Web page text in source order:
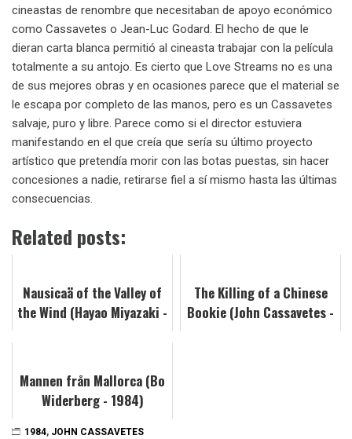
cineastas de renombre que necesitaban de apoyo económico
como Cassavetes o Jean-Luc Godard. El hecho de que le
dieran carta blanca permitió al cineasta trabajar con la película
totalmente a su antojo. Es cierto que Love Streams no es una
de sus mejores obras y en ocasiones parece que el material se
le escapa por completo de las manos, pero es un Cassavetes
salvaje, puro y libre. Parece como si el director estuviera
manifestando en el que creía que sería su último proyecto
artístico que pretendía morir con las botas puestas, sin hacer
concesiones a nadie, retirarse fiel a sí mismo hasta las últimas
consecuencias.
Related posts:
Nausicaä of the Valley of
the Wind (Hayao Miyazaki -
The Killing of a Chinese
Bookie (John Cassavetes -
Mannen från Mallorca (Bo
Widerberg - 1984)
1984, JOHN CASSAVETES